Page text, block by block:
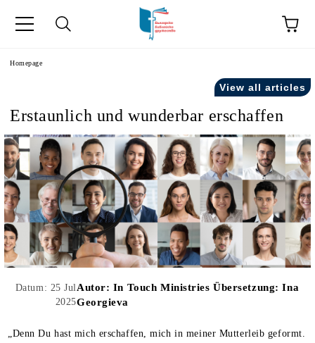
Homepage
View all articles
Erstaunlich und wunderbar erschaffen
Datum: 25 Jul
2025
Autor: In Touch Ministries Übersetzung: Ina
Georgieva
„Denn Du hast mich erschaffen, mich in meiner Mutterleib geformt.